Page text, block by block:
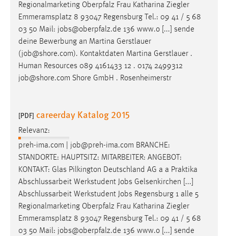
Regionalmarketing Oberpfalz Frau Katharina Ziegler
Emmeramsplatz 8 93047 Regensburg Tel.: 09 41 / 5 68
03 50 Mail: jobs@oberpfalz.de 136 www.o [...] sende
deine Bewerbung an Martina Gerstlauer
(job@shore.com). Kontaktdaten Martina Gerstlauer .
Human Resources 089 4161433 12 . 0174 2499312
job@shore.com Shore GmbH . Rosenheimerstr
[PDF] careerday Katalog 2015
Relevanz:
preh-ima.com | job@preh-ima.com BRANCHE:
STANDORTE: HAUPTSITZ: MITARBEITER: ANGEBOT:
KONTAKT: Glas Pilkington Deutschland AG a a Praktika
Abschlussarbeit Werkstudent Jobs Gelsenkirchen [...]
Abschlussarbeit Werkstudent Jobs Regensburg 1 alle 5
Regionalmarketing Oberpfalz Frau Katharina Ziegler
Emmeramsplatz 8 93047 Regensburg Tel.: 09 41 / 5 68
03 50 Mail: jobs@oberpfalz.de 136 www.o [...] sende